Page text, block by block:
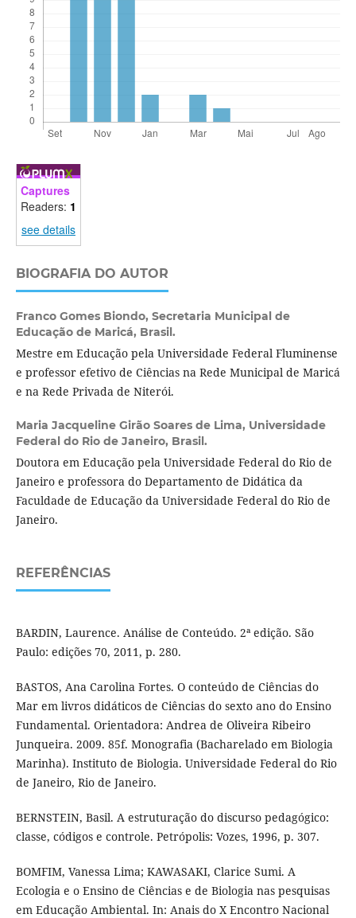
Captures
Readers: 1
see details
BIOGRAFIA DO AUTOR
Franco Gomes Biondo, Secretaria Municipal de
Educação de Maricá, Brasil.
Mestre em Educação pela Universidade Federal Fluminense
e professor efetivo de Ciências na Rede Municipal de Maricá
e na Rede Privada de Niterói.
Maria Jacqueline Girão Soares de Lima, Universidade
Federal do Rio de Janeiro, Brasil.
Doutora em Educação pela Universidade Federal do Rio de
Janeiro e professora do Departamento de Didática da
Faculdade de Educação da Universidade Federal do Rio de
Janeiro.
REFERÊNCIAS
BARDIN, Laurence. Análise de Conteúdo. 2ª edição. São
Paulo: edições 70, 2011, p. 280.
BASTOS, Ana Carolina Fortes. O conteúdo de Ciências do
Mar em livros didáticos de Ciências do sexto ano do Ensino
Fundamental. Orientadora: Andrea de Oliveira Ribeiro
Junqueira. 2009. 85f. Monografia (Bacharelado em Biologia
Marinha). Instituto de Biologia. Universidade Federal do Rio
de Janeiro, Rio de Janeiro.
BERNSTEIN, Basil. A estruturação do discurso pedagógico:
classe, códigos e controle. Petrópolis: Vozes, 1996, p. 307.
BOMFIM, Vanessa Lima; KAWASAKI, Clarice Sumi. A
Ecologia e o Ensino de Ciências e de Biologia nas pesquisas
em Educação Ambiental. In: Anais do X Encontro Nacional